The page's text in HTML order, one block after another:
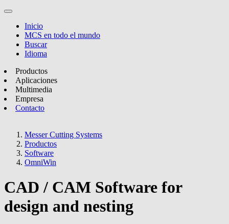
Inicio
MCS en todo el mundo
Buscar
Idioma
Productos
Aplicaciones
Multimedia
Empresa
Contacto
Messer Cutting Systems
Productos
Software
OmniWin
CAD / CAM Software for
design and nesting